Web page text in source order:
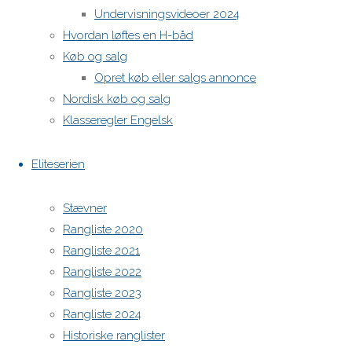
Undervisningsvideoer 2024
Hvordan løftes en H-båd
Køb og salg
Opret køb eller salgs annonce
Nordisk køb og salg
Klasseregler Engelsk
Eliteserien
Stævner
Rangliste 2020
Rangliste 2021
Rangliste 2022
Rangliste 2023
Rangliste 2024
Historiske ranglister